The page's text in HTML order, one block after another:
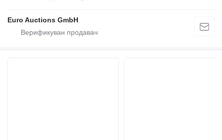
Euro Auctions GmbH